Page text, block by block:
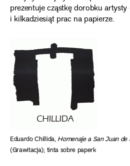
prezentuje cząstkę dorobku
i kilkadziesiąt prac na papierze.
Eduardo Chillida, Homenaje a San Juan
(Grawitacja); tinta sobre paperk